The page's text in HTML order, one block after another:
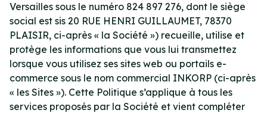
Versailles sous le numéro 824 897 276, dont le siège
social est sis 20 RUE HENRI GUILLAUMET, 78370
PLAISIR, ci-après « la Société ») recueille, utilise et
protège les informations que vous lui transmettez
lorsque vous utilisez ses sites web ou portails e-
commerce sous le nom commercial INKORP (ci-après
« les Sites »). Cette Politique s’applique à tous les
services proposés par la Société et vient compléter